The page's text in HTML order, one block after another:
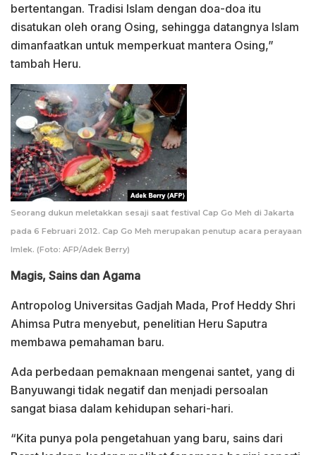
bertentangan. Tradisi Islam dengan doa-doa itu
disatukan oleh orang Osing, sehingga datangnya Islam
dimanfaatkan untuk memperkuat mantera Osing,”
tambah Heru.
Seorang dukun meletakkan sesaji saat festival Cap Go Meh di Jakarta
pada 6 Februari 2012. Cap Go Meh merupakan penutup acara perayaan
Imlek. (Foto: AFP/Adek Berry)
Magis, Sains dan Agama
Antropolog Universitas Gadjah Mada, Prof Heddy Shri
Ahimsa Putra menyebut, penelitian Heru Saputra
membawa pemahaman baru.
Ada perbedaan pemaknaan mengenai santet, yang di
Banyuwangi tidak negatif dan menjadi persoalan
sangat biasa dalam kehidupan sehari-hari.
“Kita punya pola pengetahuan yang baru, sains dari